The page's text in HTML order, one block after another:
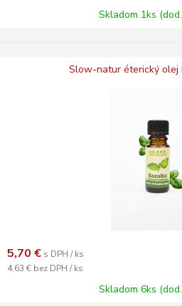
Skladom 1ks
Slow-natur éterický olej
5,70 € s DPH / ks
4,63 € bez DPH / ks
Skladom 6ks